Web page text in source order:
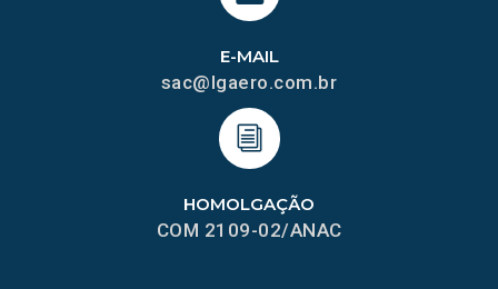
HOMOLGAÇÃO
COM 2109-02/ANAC
E-MAIL
sac@lgaero.com.br